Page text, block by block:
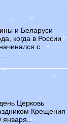
и Беларуси
когда в России
с
Церковь
Крещения
января...